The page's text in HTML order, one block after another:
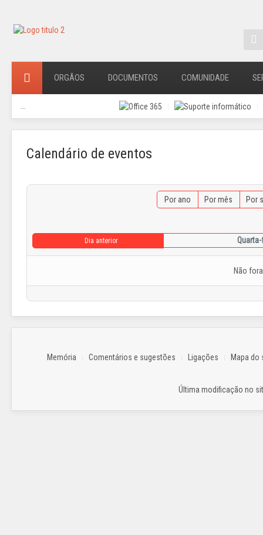
ORGÃOS DOCUMENTOS COMUNIDADE
Calendário de eventos
Por ano Por mês Por
Dia anterior
Não
Memória Comentários e sugestões Ligações Mapa do
Última modificação no